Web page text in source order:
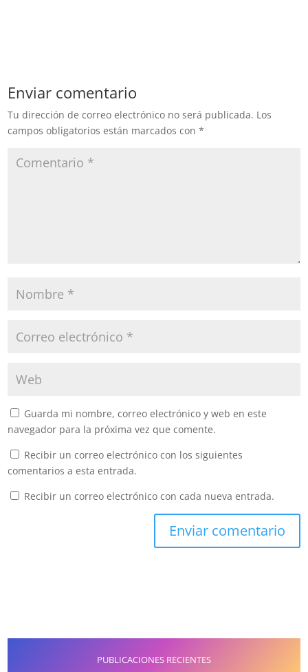
Enviar comentario
Tu dirección de correo electrónico no será publicada. Los
campos obligatorios están marcados con*
Guarda mi nombre, correo electrónico y web en este
navegador para la próxima vez que comente.
Recibir un correo electrónico con los siguientes
comentarios a esta entrada.
Recibir un correo electrónico con cada nueva entrada.
PUBLICACIONES RECIENTES